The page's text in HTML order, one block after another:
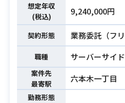
APIを提供する
ション層)の2
・前者は
Java11、後者
g WebFlux,
発しています
・企画者含め
想定年収
(税込)
9,240,000円
契約形態 業務委託（フリ
職種 サーバーサイ
案件先
最寄駅
六本木一丁目
勤務形態